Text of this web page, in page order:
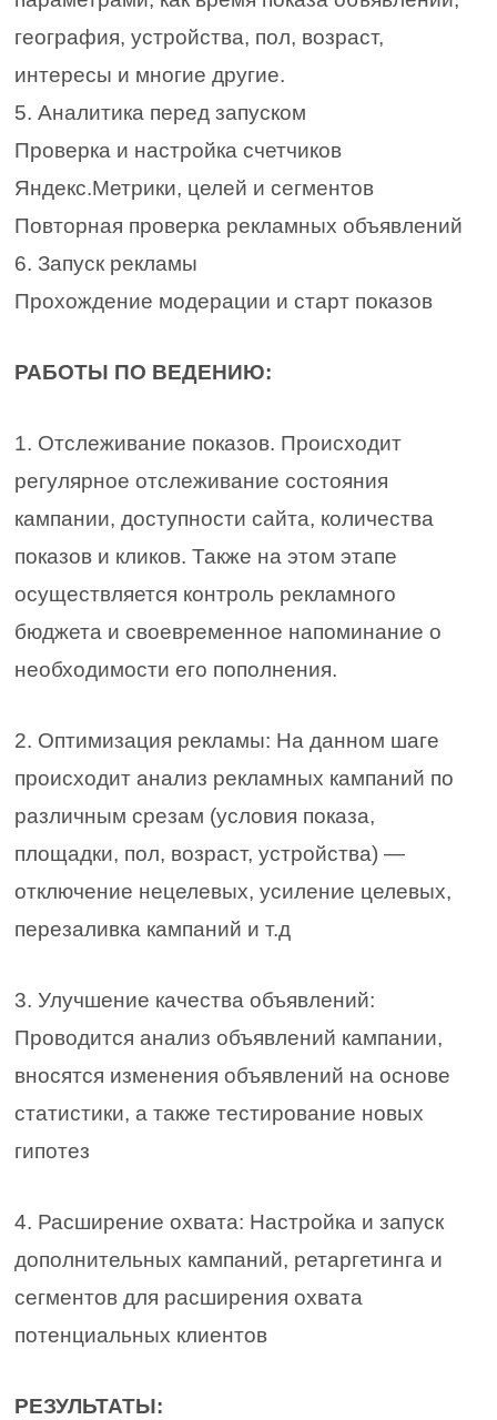
география, устройства, пол, возраст,
интересы и многие другие.
5. Аналитика перед запуском
Проверка и настройка счетчиков
Яндекс.Метрики, целей и сегментов
Повторная проверка рекламных объявлений
6. Запуск рекламы
Прохождение модерации и старт показов
РАБОТЫ ПО ВЕДЕНИЮ:
1. Отслеживание показов. Происходит
регулярное отслеживание состояния
кампании, доступности сайта, количества
показов и кликов. Также на этом этапе
осуществляется контроль рекламного
бюджета и своевременное напоминание о
необходимости его пополнения.
2. Оптимизация рекламы: На данном шаге
происходит анализ рекламных кампаний по
различным срезам (условия показа,
площадки, пол, возраст, устройства) —
отключение нецелевых, усиление целевых,
перезаливка кампаний и т.д
3. Улучшение качества объявлений:
Проводится анализ объявлений кампании,
вносятся изменения объявлений на основе
статистики, а также тестирование новых
гипотез
4. Расширение охвата: Настройка и запуск
дополнительных кампаний, ретаргетинга и
сегментов для расширения охвата
потенциальных клиентов
РЕЗУЛЬТАТЫ: